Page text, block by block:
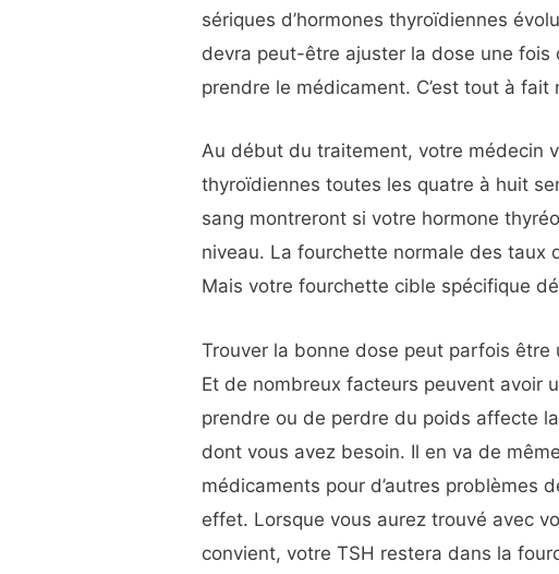
sériques d’hormones thyroïdiennes
devra peut-être ajuster la dose une fois
prendre le médicament. C’est tout à fait
Au début du traitement, votre médecin
thyroïdiennes toutes les quatre à huit
sang montreront si votre hormone
niveau. La fourchette normale des taux
Mais votre fourchette cible spécifique
Trouver la bonne dose peut parfois être
Et de nombreux facteurs peuvent avoir
prendre ou de perdre du poids affecte
dont vous avez besoin. Il en va de
médicaments pour d’autres problèmes
effet. Lorsque vous aurez trouvé avec
convient, votre TSH restera dans la